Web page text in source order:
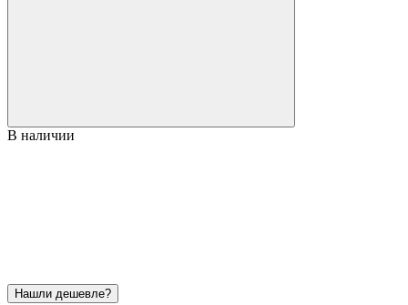
В наличии
Нашли дешевле?